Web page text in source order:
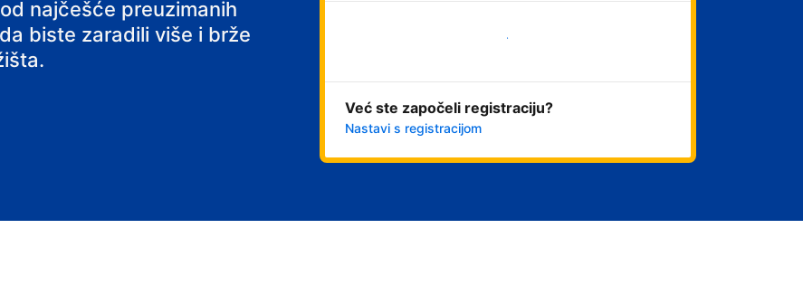
najčešće preuzimanih
biste zaradili više i brže
Započni odmah
Već ste započeli registraciju?
Nastavi s registracijom